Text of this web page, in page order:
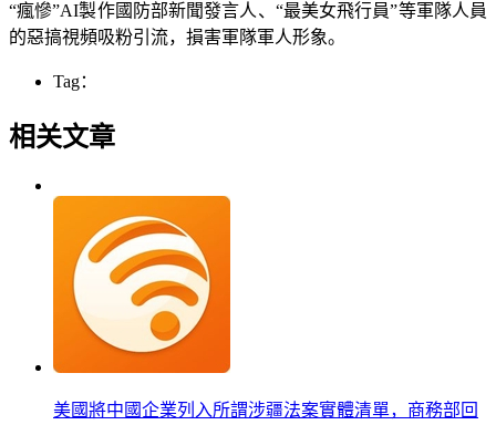
“瘋慘”AI製作國防部新聞發言人、“最美女飛行員”等軍隊人員
的惡搞視頻吸粉引流，損害軍隊軍人形象。
Tag：
相关文章
美國將中國企業列入所謂涉疆法案實體清單，商務部回